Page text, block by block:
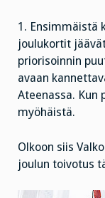
1. Ensimmäistä
joulukortit
priorisoinnin
avaan
Ateenassa. Kun
myöhäistä.
Olkoon siis
joulun toivotus